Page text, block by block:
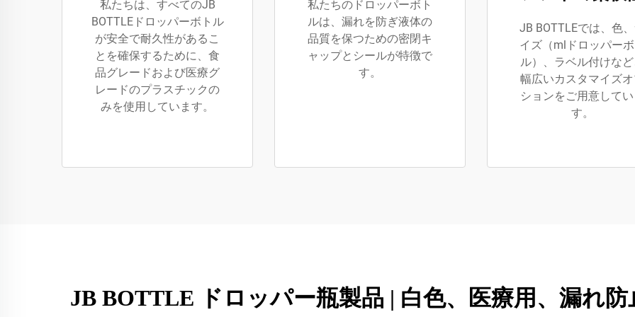
私たちは、すべてのJB
BOTTLEドロッパーボトル
が安全で耐久性があるこ
とを確保するために、食
品グレードおよび医療グ
レードのプラスチックの
みを使用しています。
私たちのドロッパーボト
ルは、漏れを防ぎ液体の
品質を保つための密閉キ
ャップとシールが特徴で
す。
JB BOTTLEでは、色
イズ（mlドロッパー
ル）、ラベル付けな
幅広いカスタマイズ
ションをご用意して
す。
JB BOTTLE ドロッパー瓶製品 | 白色、医療用、漏れ